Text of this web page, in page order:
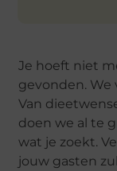
Je hoeft niet
gevonden. We
Van
doen we al te
wat je zoekt.
jouw gasten